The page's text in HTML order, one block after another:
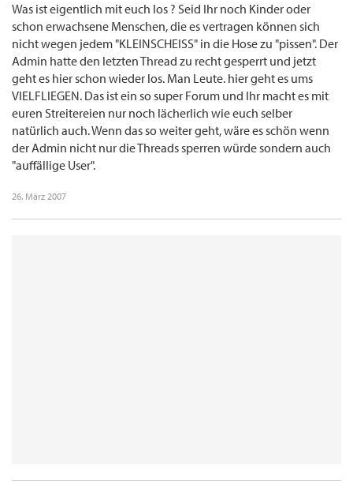
Was ist eigentlich mit euch los ? Seid Ihr noch Kinder oder
schon erwachsene Menschen, die es vertragen können sich
nicht wegen jedem "KLEINSCHEISS" in die Hose zu "pissen". Der
Admin hatte den letzten Thread zu recht gesperrt und jetzt
geht es hier schon wieder los. Man Leute. hier geht es ums
VIELFLIEGEN. Das ist ein so super Forum und Ihr macht es mit
euren Streitereien nur noch lächerlich wie euch selber
natürlich auch. Wenn das so weiter geht, wäre es schön wenn
der Admin nicht nur die Threads sperren würde sondern auch
"auffällige User".
26. März 2007